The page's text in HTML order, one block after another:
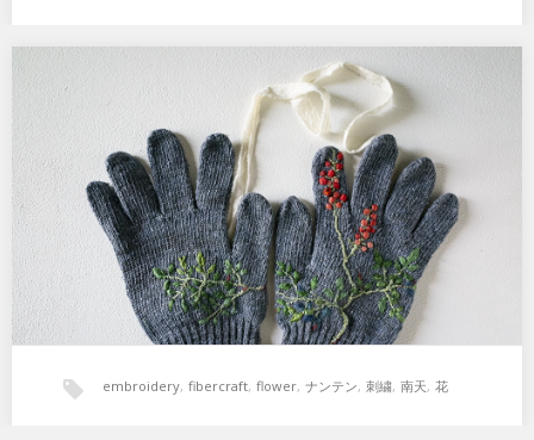
ぐんてぶくろ 南天
20cm×12cm (M) 南天はとても生命力が強い。鳥が実を食べたのか庭
のあちこちでにょきにょき。…
embroidery, fibercraft, flower, ナンテン, 刺繍, 南天, 花